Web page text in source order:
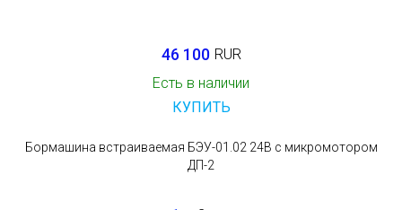
46 100 RUR
Есть в наличии
КУПИТЬ
Бормашина встраиваемая БЭУ-01.02 24В с микромотором
ДП-2